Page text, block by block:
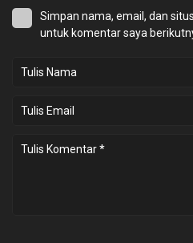
Simpan nama, email, dan
untuk komentar saya